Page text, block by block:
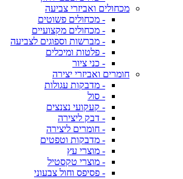
מכחולים ואביזרי צביעה
- מכחולים פשוטים
- מכחולים מקצועיים
- מברשות וספוגים לצביעה
- פלטות ומיכלים
- כני ציור
חומרים ואביזרי יצירה
- מדבקות עגולות
- סול
- קעקועי נצנצים
- דבק ליצירה
- חומרים ליצירה
- מדבקות וטפטים
- מוצרי עץ
- מוצרי טקסטיל
- פסיפס וחול צבעוני